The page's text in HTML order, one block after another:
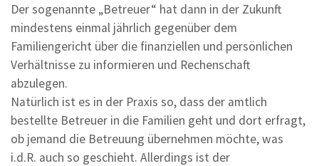
Der sogenannte „Betreuer“ hat dann in der Zukunft
mindestens einmal jährlich gegenüber dem
Familiengericht über die finanziellen und persönlichen
Verhältnisse zu informieren und Rechenschaft
abzulegen.
Natürlich ist es in der Praxis so, dass der amtlich
bestellte Betreuer in die Familien geht und dort erfragt,
ob jemand die Betreuung übernehmen möchte, was
i.d.R. auch so geschieht. Allerdings ist der